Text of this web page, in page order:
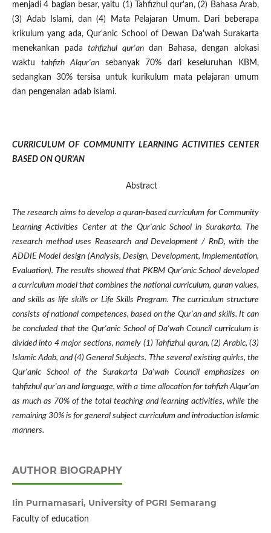
menjadi 4 bagian besar, yaitu (1) Tahfizhul qur'an, (2) Bahasa Arab,
(3) Adab Islami, dan (4) Mata Pelajaran Umum. Dari beberapa
krikulum yang ada, Qur'anic School of Dewan Da'wah Surakarta
menekankan padatahfizhul qur'andan Bahasa, dengan alokasi
waktu tahfizh Alqur'ansebanyak 70% dari keseluruhan KBM,
sedangkan 30% tersisa untuk kurikulum mata pelajaran umum
dan pengenalan adab islami.
CURRICULUM OF COMMUNITY LEARNING ACTIVITIES CENTER
BASED ON QUR'AN
Abstract
The research aims to develop a quran-based curriculum for Community
Learning Activities Center at the Qur'anic School in Surakarta. The
research method uses Reasearch and Development / RnD, with the
ADDIE Model design (Analysis, Design, Development, Implementation,
Evaluation). The results showed that PKBM Qur'anic School developed
a curriculum model that combines the national curriculum, quran values,
and skills as life skills or Life Skills Program. The curriculum structure
consists of national competences, based on the Qur'an and skills. It can
be concluded that the Qur'anic School of Da'wah Council curriculum is
divided into 4 major sections, namely (1) Tahfizhul quran, (2) Arabic, (3)
Islamic Adab, and (4) General Subjects. Tthe several existing quirks, the
Qur'anic School of the Surakarta Da'wah Council emphasizes on
tahfizhul qur'an and language, with a time allocation for tahfizh Alqur'an
as much as 70% of the total teaching and learning activities, while the
remaining 30% is for general subject curriculum and introduction islamic
manners.
AUTHOR BIOGRAPHY
Iin Purnamasari, University of PGRI Semarang
Faculty of education